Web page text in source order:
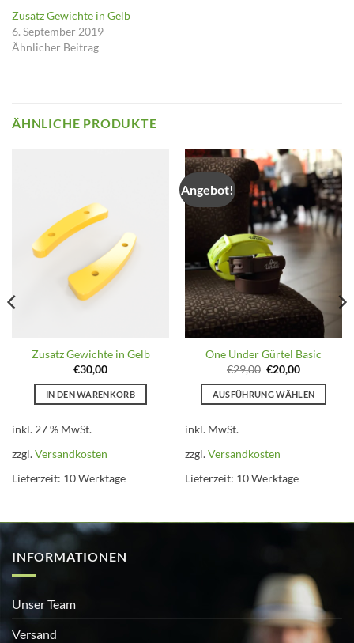
Zusatz Gewichte in Gelb
6. September 2019
Ähnlicher Beitrag
ÄHNLICHE PRODUKTE
Zusatz Gewichte in Gelb
€30,00
IN DEN WARENKORB
inkl. 27 % MwSt.
zzgl.Versandkosten
Lieferzeit: 10 Werktage
Angebot!
One Under Gürtel Basic
€29,00 Ursprünglicher
Preis
war:
€29,00
€20,00Aktueller
ist:
€20,00.
AUSFÜHRUNG WÄHLEN
mehrere
Varianten
Optionen
der
Produktseite
gewählt
werden
inkl. MwSt.
zzgl.Versandkosten
Lieferzeit: 10 Werktage
INFORMATIONEN
Unser Team
Versand